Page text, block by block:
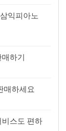
익피아노
하기
매하세요
스도 편하